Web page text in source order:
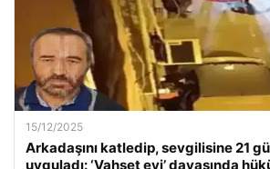
15/12/2025
Arkadaşını katledip, sevgilisine 21
uyguladı: ‘Vahşet evi’ davasında